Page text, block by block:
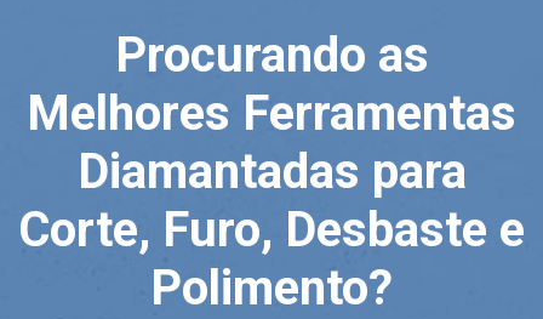
Procurando as
Melhores Ferramentas
Diamantadas para
Corte, Furo, Desbaste e
Polimento?